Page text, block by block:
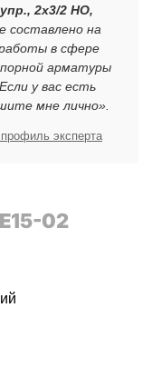
2x3/2 НО,
составлено на
в сфере
арматуры
у вас есть
мне лично».
эксперта
02